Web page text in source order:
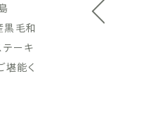
ーズ
ワイン